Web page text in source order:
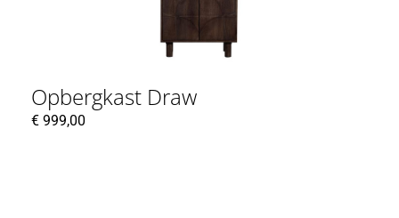
Opbergkast Draw
€ 999,00